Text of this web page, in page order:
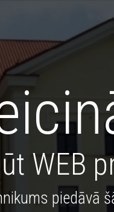
WEB
piedāvā